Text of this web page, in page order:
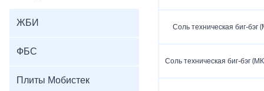
ЖБИ
ФБС
Плиты Мобистек
Соль техническая биг-бэг
Соль техническая биг-бэг